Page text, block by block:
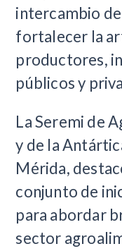
intercambio
fortalecer la
productores,
públicos y
La Seremi de
y de la
Mérida,
conjunto de
para abordar
sector